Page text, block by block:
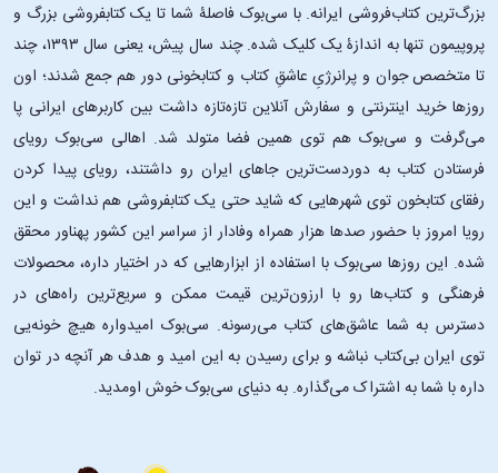
بزرگ‌ترین کتاب‌فروشی ایرانه. با سی‌بوک فاصلۀ شما تا یک کتابفروشی بزرگ و
پروپیمون تنها به اندازۀ یک کلیک شده. چند سال پیش، یعنی سال ۱۳۹۳، چند
تا متخصص جوان و پرانرژیِ عاشقِ کتاب و کتابخونی دور هم جمع شدند؛ اون‌
روزها خرید اینترنتی و سفارش آنلاین تازه‌تازه داشت بین کاربرهای ایرانی پا
می‌گرفت و سی‌بوک هم توی همین فضا متولد شد. اهالی سی‌بوک رویای
فرستادن کتاب به دوردست‌ترین جاهای ایران رو داشتند، رویای پیدا کردن
رفقای کتابخون توی شهرهایی که شاید حتی یک کتابفروشی هم نداشت و این
رویا امروز با حضور صدها هزار همراه وفادار از سراسر این کشور پهناور محقق
شده. این ‌روزها سی‌بوک با استفاده از ابزارهایی که در اختیار داره، محصولات
فرهنگی و کتاب‌ها رو با ارزون‌ترین قیمت ممکن و سریع‌ترین راه‌های در
دسترس به شما عاشق‌های کتاب می‌رسونه. سی‌بوک امیدواره هیچ خونه‌یی
توی ایران بی‌کتاب نباشه و برای رسیدن به این امید و هدف هر آنچه در توان
داره با شما به اشتراک می‌گذاره. به دنیای سی‌بوک خوش اومدید.